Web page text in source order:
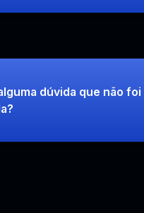
dúvida que não foi